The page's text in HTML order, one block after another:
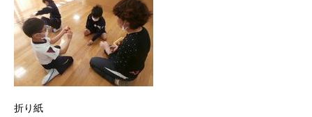
折り紙